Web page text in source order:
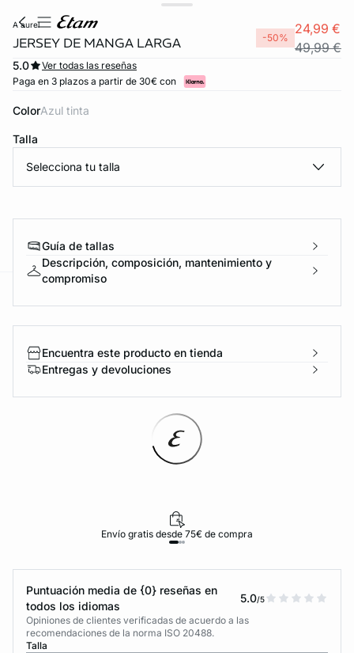
a aurel
JERSEY DE MANGA LARGA -50%
24,99 €
49,99 €
5.0
Ver todas las reseñas
Paga en 3 plazos a partir de 30€ con
Color azul tinta
Talla
Selecciona tu talla
Guía de tallas
Descripción, composición, mantenimiento y
compromiso
Encuentra este producto en tienda
Entregas y devoluciones
Envío gratis desde 75€ de compra
Puntuación media de {0} reseñas en
todos los idiomas
5.0/5
Opiniones de clientes verificadas de acuerdo a las
recomendaciones de la norma ISO 20488.
Talla